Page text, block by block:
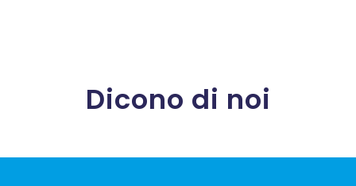
Dicono di noi